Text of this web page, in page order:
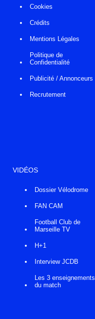
Cookies
Crédits
Mentions Légales
Politique de
Confidentialité
Publicité / Annonceurs
Recrutement
VIDÉOS
Dossier Vélodrome
FAN CAM
Football Club de
Marseille TV
H+1
Interview JCDB
Les 3 enseignements
du match